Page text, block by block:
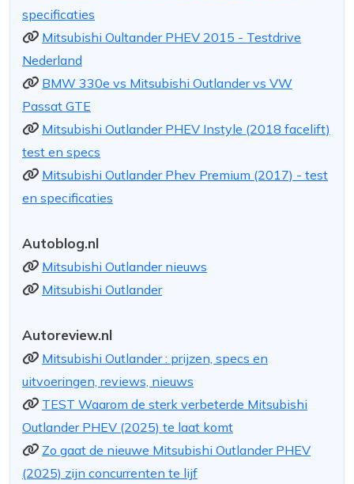
specificaties
Mitsubishi Oultander PHEV 2015 - Testdrive
Nederland
BMW 330e vs Mitsubishi Outlander vs VW
Passat GTE
Mitsubishi Outlander PHEV Instyle (2018 facelift)
test en specs
Mitsubishi Outlander Phev Premium (2017) - test
en specificaties
Autoblog.nl
Mitsubishi Outlander nieuws
Mitsubishi Outlander
Autoreview.nl
Mitsubishi Outlander : prijzen, specs en
uitvoeringen, reviews, nieuws
TEST Waarom de sterk verbeterde Mitsubishi
Outlander PHEV (2025) te laat komt
Zo gaat de nieuwe Mitsubishi Outlander PHEV
(2025) zijn concurrenten te lijf